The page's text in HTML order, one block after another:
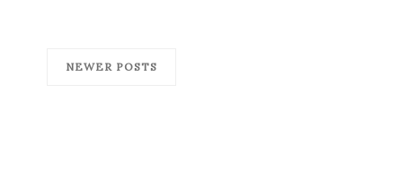
NEWER POSTS